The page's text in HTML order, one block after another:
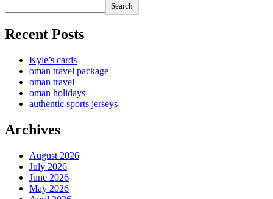
Search
Recent Posts
Kyle’s cards
oman travel package
oman travel
oman holidays
authentic sports jerseys
Archives
August 2026
July 2026
June 2026
May 2026